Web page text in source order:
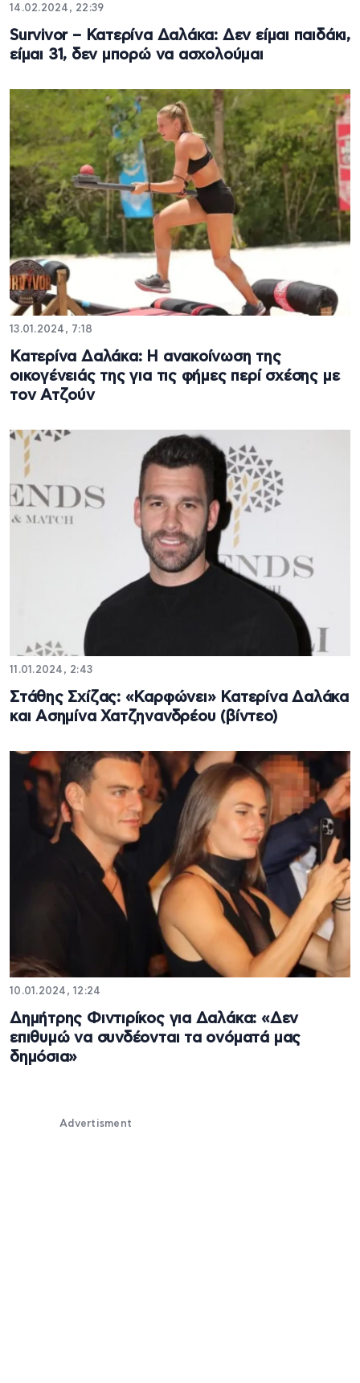
14.02.2024, 22:39
Survivor – Κατερίνα Δαλάκα: Δεν είμαι παιδάκι,
είμαι 31, δεν μπορώ να ασχολούμαι
13.01.2024, 7:18
Κατερίνα Δαλάκα: Η ανακοίνωση της
οικογένειάς της για τις φήμες περί σχέσης με
τον Ατζούν
11.01.2024, 2:43
Στάθης Σχίζας: «Καρφώνει» Κατερίνα Δαλάκα
και Ασημίνα Χατζηνανδρέου (βίντεο)
10.01.2024, 12:24
Δημήτρης Φιντιρίκος για Δαλάκα: «Δεν
επιθυμώ να συνδέονται τα ονόματά μας
δημόσια»
Advertisment